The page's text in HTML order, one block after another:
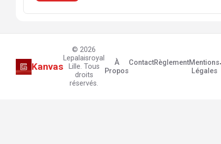
Kanvas
© 2026
Lepalaisroyal
Lille. Tous
droits
réservés.
À
Propos
ContactRèglementMentions
Légales